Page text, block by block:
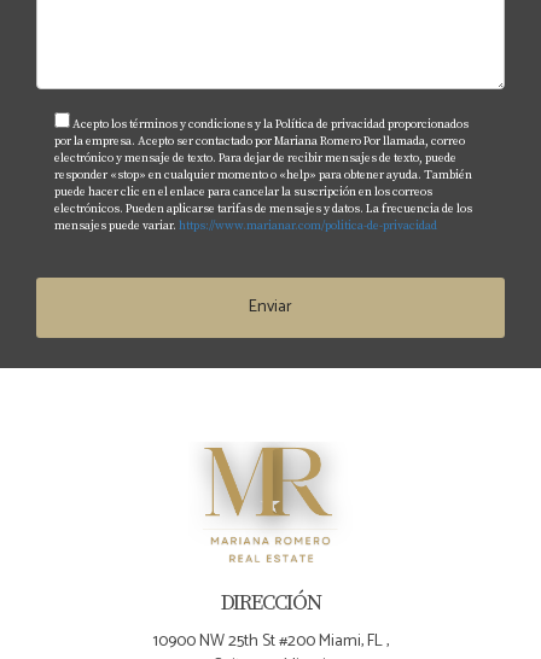
Acepto los términos y condiciones y la Política de privacidad proporcionados
por la empresa. Acepto ser contactado por Mariana Romero Por llamada, correo
electrónico y mensaje de texto. Para dejar de recibir mensajes de texto, puede
responder «stop» en cualquier momento o «help» para obtener ayuda. También
puede hacer clic en el enlace para cancelar la suscripción en los correos
electrónicos. Pueden aplicarse tarifas de mensajes y datos. La frecuencia de los
mensajes puede variar. https://www.marianar.com/politica-de-privacidad
Enviar
DIRECCIÓN
10900 NW 25th St #200 Miami, FL ,